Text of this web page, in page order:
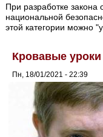
При разработке закона
национальной
этой категории можно
Кровавые
Пн, 18/01/2021 - 22:39